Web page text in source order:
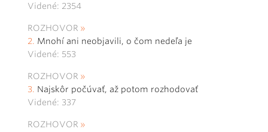
Videné: 2354
ROZHOVOR
Mnohí ani neobjavili, o čom nedeľa je
Videné: 553
ROZHOVOR
Najskôr počúvať, až potom rozhodovať
Videné: 337
ROZHOVOR